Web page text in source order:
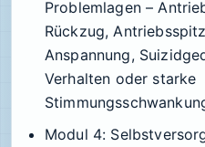
Problemlagen–
Rückzug,
Anspannung,
Verhalten oder starke
Modul 4: